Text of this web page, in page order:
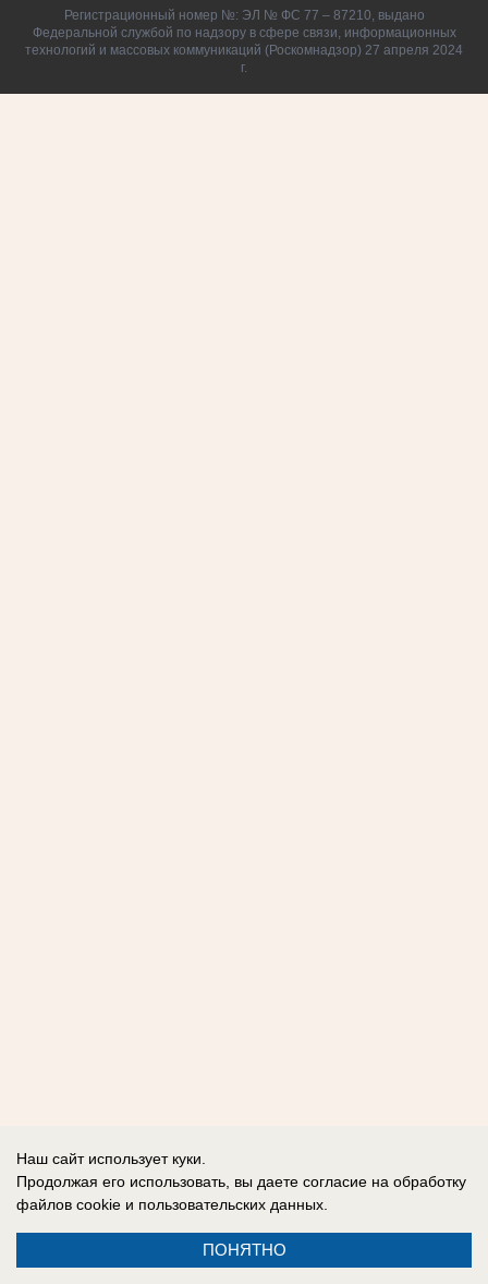
Регистрационный номер №: ЭЛ № ФС 77 – 87210, выдано
Федеральной службой по надзору в сфере связи, информационных
технологий и массовых коммуникаций (Роскомнадзор) 27 апреля 2024
г.
Наш сайт использует куки.
Продолжая его использовать, вы даете согласие на обработку
файлов cookie и пользовательских данных.
ПОНЯТНО